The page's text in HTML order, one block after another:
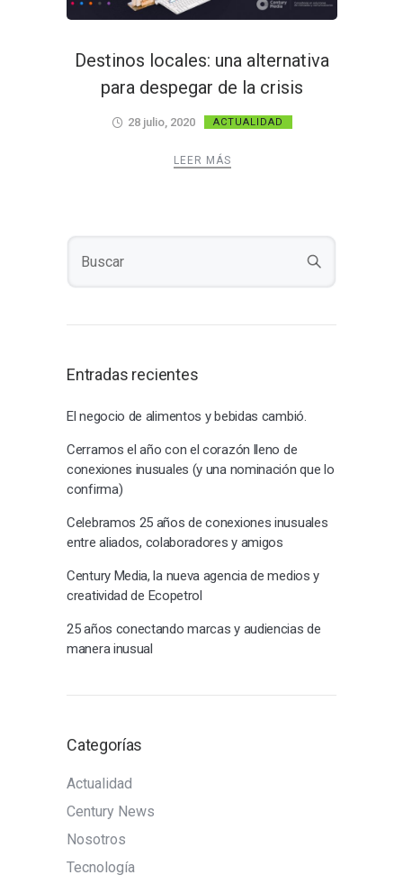
Destinos locales: una alternativa
para despegar de la crisis
28 julio, 2020 ACTUALIDAD
LEER MÁS
Entradas recientes
El negocio de alimentos y bebidas cambió.
Cerramos el año con el corazón lleno de
conexiones inusuales (y una nominación que lo
confirma)
Celebramos 25 años de conexiones inusuales
entre aliados, colaboradores y amigos
Century Media, la nueva agencia de medios y
creatividad de Ecopetrol
25 años conectando marcas y audiencias de
manera inusual
Categorías
Actualidad
Century News
Nosotros
Tecnología